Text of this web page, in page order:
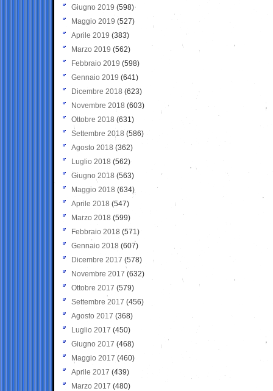
Giugno 2019 (598)
Maggio 2019 (527)
Aprile 2019 (383)
Marzo 2019 (562)
Febbraio 2019 (598)
Gennaio 2019 (641)
Dicembre 2018 (623)
Novembre 2018 (603)
Ottobre 2018 (631)
Settembre 2018 (586)
Agosto 2018 (362)
Luglio 2018 (562)
Giugno 2018 (563)
Maggio 2018 (634)
Aprile 2018 (547)
Marzo 2018 (599)
Febbraio 2018 (571)
Gennaio 2018 (607)
Dicembre 2017 (578)
Novembre 2017 (632)
Ottobre 2017 (579)
Settembre 2017 (456)
Agosto 2017 (368)
Luglio 2017 (450)
Giugno 2017 (468)
Maggio 2017 (460)
Aprile 2017 (439)
Marzo 2017 (480)